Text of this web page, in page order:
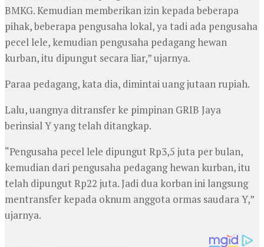
BMKG. Kemudian memberikan izin kepada beberapa
pihak, beberapa pengusaha lokal, ya tadi ada pengusaha
pecel lele, kemudian pengusaha pedagang hewan
kurban, itu dipungut secara liar,” ujarnya.
Paraa pedagang, kata dia, dimintai uang jutaan rupiah.
Lalu, uangnya ditransfer ke pimpinan GRIB Jaya
berinsial Y yang telah ditangkap.
“Pengusaha pecel lele dipungut Rp3,5 juta per bulan,
kemudian dari pengusaha pedagang hewan kurban, itu
telah dipungut Rp22 juta. Jadi dua korban ini langsung
mentransfer kepada oknum anggota ormas saudara Y,”
ujarnya.